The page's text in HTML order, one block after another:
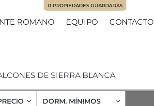
ROMANO EQUIPO CONTACTO
0 PROPIEDADES GUARDADAS
DE SIERRA BLANCA
DORM. MÍNIMOS